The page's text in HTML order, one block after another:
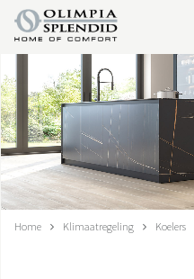
NEDERLANDSE
HOME
KLIMAATREGELING
VERWARMING
Home Klimaatregeling Koelers